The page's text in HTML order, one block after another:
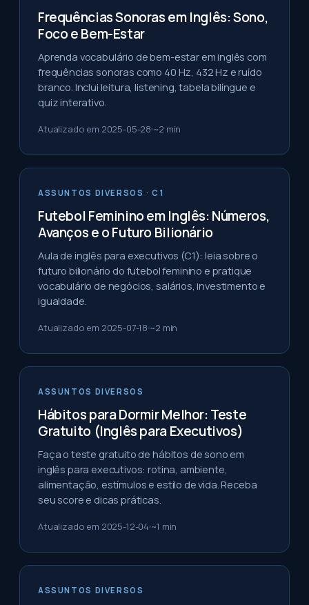
Frequências Sonoras em Inglês: Sono,
Foco e Bem-Estar
Aprenda vocabulário de bem-estar em inglês com
frequências sonoras como 40 Hz, 432 Hz e ruído
branco. Inclui leitura, listening, tabela bilíngue e
quiz interativo.
Atualizado em 2025-05-28 ~2 min
ASSUNTOS DIVERSOS · C1
Futebol Feminino em Inglês: Números,
Avanços e o Futuro Bilionário
Aula de inglês para executivos (C1): leia sobre o
futuro bilionário do futebol feminino e pratique
vocabulário de negócios, salários, investimento e
igualdade.
Atualizado em 2025-07-18 ~2 min
ASSUNTOS DIVERSOS
Hábitos para Dormir Melhor: Teste
Gratuito (Inglês para Executivos)
Faça o teste gratuito de hábitos de sono em
inglês para executivos: rotina, ambiente,
alimentação, estímulos e estilo de vida. Receba
seu score e dicas práticas.
Atualizado em 2025-12-04 ~1 min
ASSUNTOS DIVERSOS